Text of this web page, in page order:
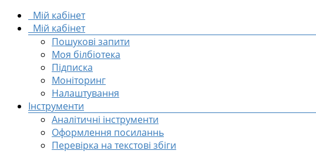
Мій кабінет
Мій кабінет
Пошукові запити
Моя білбіотека
Підписка
Моніторинг
Налаштування
Інструменти
Аналітичні інструменти
Оформлення посиланнь
Перевірка на текстові збіги